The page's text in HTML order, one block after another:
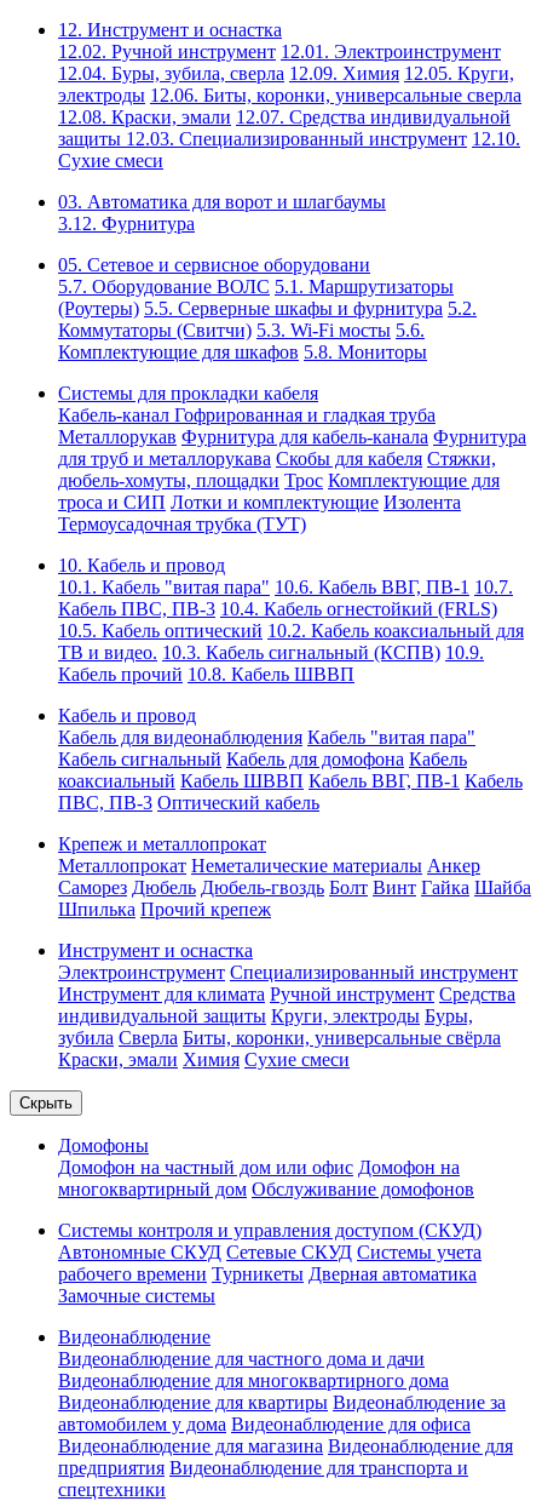
12. Инструмент и оснастка
12.02. Ручной инструмент 12.01. Электроинструмент
12.04. Буры, зубила, сверла 12.09. Химия 12.05. Круги,
электроды 12.06. Биты, коронки, универсальные сверла
12.08. Краски, эмали 12.07. Средства индивидуальной
защиты 12.03. Специализированный инструмент 12.10.
Сухие смеси
03. Автоматика для ворот и шлагбаумы
3.12. Фурнитура
05. Сетевое и сервисное оборудовани
5.7. Оборудование ВОЛС 5.1. Маршрутизаторы
(Роутеры) 5.5. Серверные шкафы и фурнитура 5.2.
Коммутаторы (Свитчи) 5.3. Wi-Fi мосты 5.6.
Комплектующие для шкафов 5.8. Мониторы
Системы для прокладки кабеля
Кабель-канал Гофрированная и гладкая труба
Металлорукав Фурнитура для кабель-канала Фурнитура
для труб и металлорукава Скобы для кабеля Стяжки,
дюбель-хомуты, площадки Трос Комплектующие для
троса и СИП Лотки и комплектующие Изолента
Термоусадочная трубка (ТУТ)
10. Кабель и провод
10.1. Кабель "витая пара" 10.6. Кабель ВВГ, ПВ-1 10.7.
Кабель ПВС, ПВ-3 10.4. Кабель огнестойкий (FRLS)
10.5. Кабель оптический 10.2. Кабель коаксиальный для
ТВ и видео. 10.3. Кабель сигнальный (КСПВ) 10.9.
Кабель прочий 10.8. Кабель ШВВП
Кабель и провод
Кабель для видеонаблюдения Кабель "витая пара"
Кабель сигнальный Кабель для домофона Кабель
коаксиальный Кабель ШВВП Кабель ВВГ, ПВ-1 Кабель
ПВС, ПВ-3 Оптический кабель
Крепеж и металлопрокат
Металлопрокат Неметалические материалы Анкер
Саморез Дюбель Дюбель-гвоздь Болт Винт Гайка Шайба
Шпилька Прочий крепеж
Инструмент и оснастка
Электроинструмент Специализированный инструмент
Инструмент для климата Ручной инструмент Средства
индивидуальной защиты Круги, электроды Буры,
зубила Сверла Биты, коронки, универсальные свёрла
Краски, эмали Химия Сухие смеси
Скрыть
Домофоны
Домофон на частный дом или офис Домофон на
многоквартирный дом Обслуживание домофонов
Системы контроля и управления доступом (СКУД)
Автономные СКУД Сетевые СКУД Системы учета
рабочего времени Турникеты Дверная автоматика
Замочные системы
Видеонаблюдение
Видеонаблюдение для частного дома и дачи
Видеонаблюдение для многоквартирного дома
Видеонаблюдение для квартиры Видеонаблюдение за
автомобилем у дома Видеонаблюдение для офиса
Видеонаблюдение для магазина Видеонаблюдение для
предприятия Видеонаблюдение для транспорта и
спецтехники